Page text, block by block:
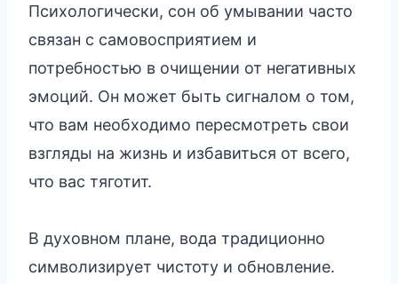
Психологически, сон об умывании часто
связан с самовосприятием и
потребностью в очищении от негативных
эмоций. Он может быть сигналом о том,
что вам необходимо пересмотреть свои
взгляды на жизнь и избавиться от всего,
что вас тяготит.
В духовном плане, вода традиционно
символизирует чистоту и обновление.